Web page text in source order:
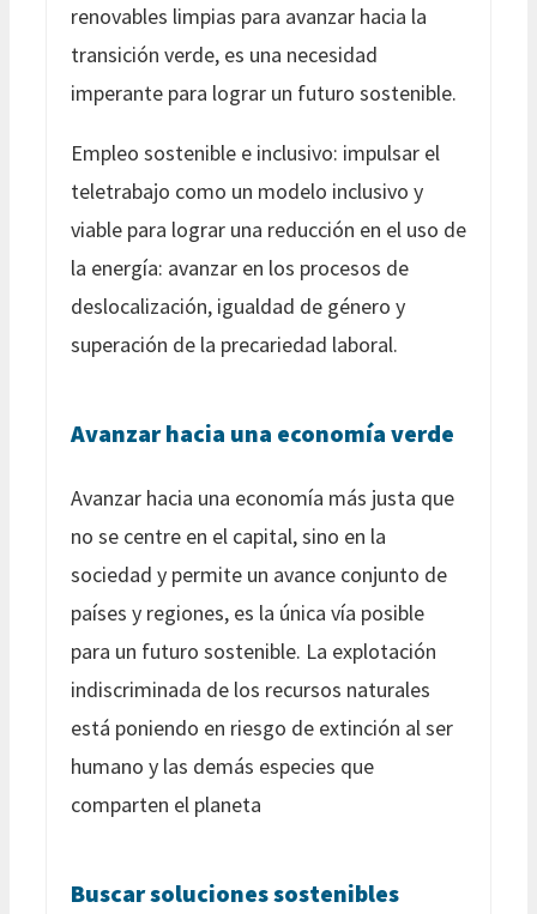
renovables limpias para avanzar hacia la
transición verde, es una necesidad
imperante para lograr un futuro sostenible.
Empleo sostenible e inclusivo: impulsar el
teletrabajo como un modelo inclusivo y
viable para lograr una reducción en el uso de
la energía: avanzar en los procesos de
deslocalización, igualdad de género y
superación de la precariedad laboral.
Avanzar hacia una economía verde
Avanzar hacia una economía más justa que
no se centre en el capital, sino en la
sociedad y permite un avance conjunto de
países y regiones, es la única vía posible
para un futuro sostenible. La explotación
indiscriminada de los recursos naturales
está poniendo en riesgo de extinción al ser
humano y las demás especies que
comparten el planeta
Buscar soluciones sostenibles